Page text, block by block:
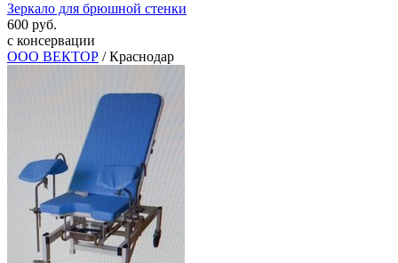
Зеркало для брюшной стенки
600 руб.
с консервации
ООО ВЕКТОР / Краснодар